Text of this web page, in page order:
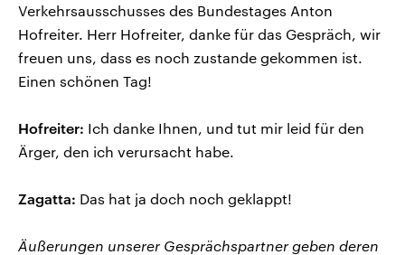
Verkehrsausschusses des Bundestages Anton
Hofreiter. Herr Hofreiter, danke für das Gespräch, wir
freuen uns, dass es noch zustande gekommen ist.
Einen schönen Tag!
Hofreiter: Ich danke Ihnen, und tut mir leid für den
Ärger, den ich verursacht habe.
Zagatta: Das hat ja doch noch geklappt!
Äußerungen unserer Gesprächspartner geben deren